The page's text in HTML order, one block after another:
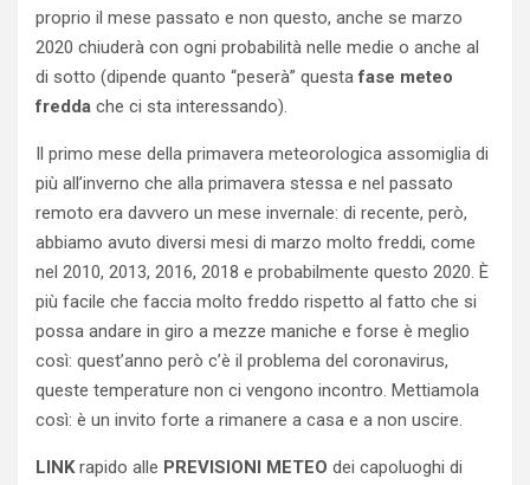
proprio il mese passato e non questo, anche se marzo
2020 chiuderà con ogni probabilità nelle medie o anche al
di sotto (dipende quanto “peserà” questafase meteo
fredda che ci sta interessando).
Il primo mese della primavera meteorologica assomiglia di
più all’inverno che alla primavera stessa e nel passato
remoto era davvero un mese invernale: di recente, però,
abbiamo avuto diversi mesi di marzo molto freddi, come
nel 2010, 2013, 2016, 2018 e probabilmente questo 2020. È
più facile che faccia molto freddo rispetto al fatto che si
possa andare in giro a mezze maniche e forse è meglio
così: quest’anno però c’è il problema del coronavirus,
queste temperature non ci vengono incontro. Mettiamola
così: è un invito forte a rimanere a casa e a non uscire.
LINKrapido alle PREVISIONI METEO dei capoluoghi di